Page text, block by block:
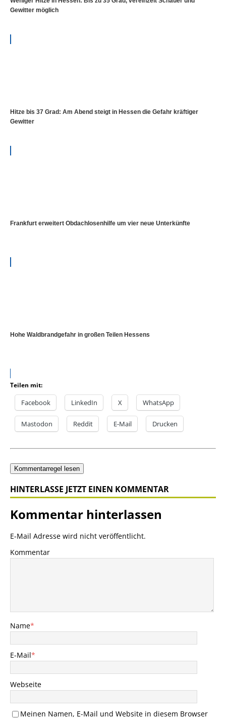
Gewitter möglich
Hitze bis 37 Grad: Am Abend steigt in Hessen die Gefahr kräftiger
Gewitter
Frankfurt erweitert Obdachlosenhilfe um vier neue Unterkünfte
Hohe Waldbrandgefahr in großen Teilen Hessens
Teilen mit:
Facebook LinkedIn X WhatsApp
Mastodon Reddit E-Mail Drucken
Kommentarregel lesen
HINTERLASSE JETZT EINEN KOMMENTAR
Kommentar hinterlassen
E-Mail Adresse wird nicht veröffentlicht.
Kommentar
Name*
E-Mail*
Webseite
Meinen Namen, E-Mail und Website in diesem Browser